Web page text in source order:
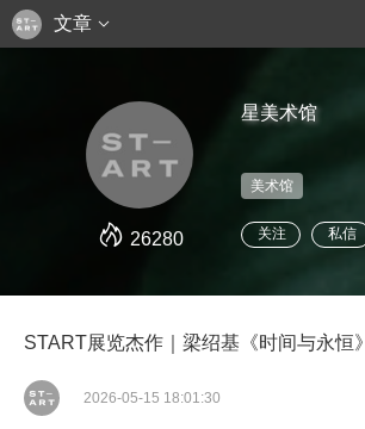
文章
26280
星美术馆
美术馆
关注 私信
START展览杰作｜梁绍基《时间与永恒》
2026-05-15 18:01:30